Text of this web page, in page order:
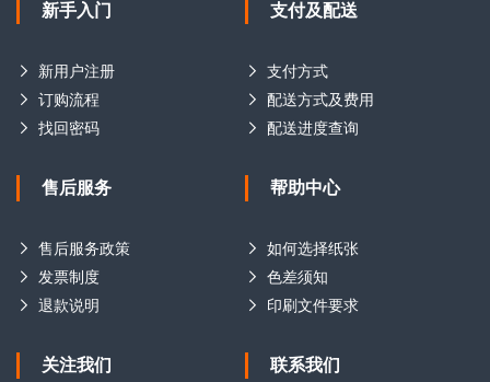
新手入门
新用户注册
订购流程
找回密码
支付及配送
支付方式
配送方式及费用
配送进度查询
售后服务
售后服务政策
发票制度
退款说明
帮助中心
如何选择纸张
色差须知
印刷文件要求
关注我们 联系我们